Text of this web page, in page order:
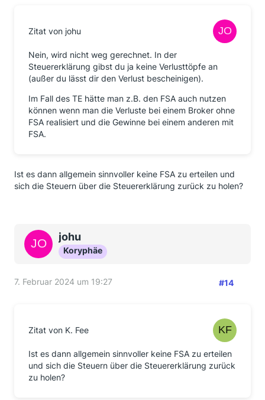
Zitat von johu
Nein, wird nicht weg gerechnet. In der
Steuererklärung gibst du ja keine Verlusttöpfe an
(außer du lässt dir den Verlust bescheinigen).
Im Fall des TE hätte man z.B. den FSA auch nutzen
können wenn man die Verluste bei einem Broker ohne
FSA realisiert und die Gewinne bei einem anderen mit
FSA.
Ist es dann allgemein sinnvoller keine FSA zu erteilen und
sich die Steuern über die Steuererklärung zurück zu holen?
johu
Koryphäe
7. Februar 2024 um 19:27 #14
Zitat von K. Fee
Ist es dann allgemein sinnvoller keine FSA zu erteilen
und sich die Steuern über die Steuererklärung zurück
zu holen?